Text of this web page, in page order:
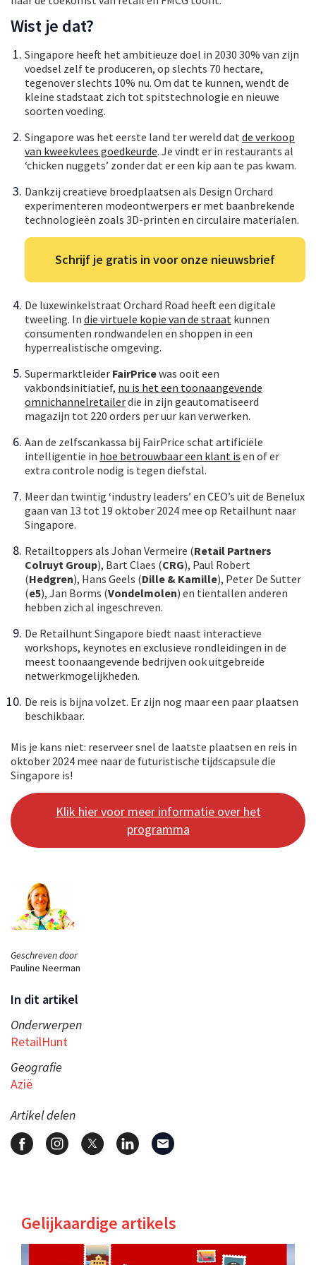
Geschreven door
Pauline Neerman
In dit artikel
Onderwerpen
RetailHunt
Geografie
Azië
Artikel delen
Wist je dat?
Singapore heeft het ambitieuze doel in 2030 30% van zijn
voedsel zelf te produceren, op slechts 70 hectare,
tegenover slechts 10% nu. Om dat te kunnen, wendt de
kleine stadstaat zich tot spitstechnologie en nieuwe
soorten voeding.
Singapore was het eerste land ter wereld dat de verkoop
van kweekvlees goedkeurde. Je vindt er in restaurants al
‘chicken nuggets’ zonder dat er een kip aan te pas kwam.
Dankzij creatieve broedplaatsen als Design Orchard
experimenteren modeontwerpers er met baanbrekende
technologieën zoals 3D-printen en circulaire materialen.
Schrijf je gratis in voor onze nieuwsbrief
De luxewinkelstraat Orchard Road heeft een digitale
tweeling. In die virtuele kopie van de straat kunnen
consumenten rondwandelen en shoppen in een
hyperrealistische omgeving.
Supermarktleider FairPricewas ooit een
vakbondsinitiatief, nu is het een toonaangevende
omnichannelretailerdie in zijn geautomatiseerd
magazijn tot 220 orders per uur kan verwerken.
Aan de zelfscankassa bij FairPrice schat artificiële
intelligentie in hoe betrouwbaar een klant is en of er
extra controle nodig is tegen diefstal.
Meer dan twintig ‘industry leaders’ en CEO’s uit de Benelux
gaan van 13 tot 19 oktober 2024 mee op Retailhunt naar
Singapore.
Retailtoppers als Johan Vermeire (Retail Partners
Colruyt Group), Bart Claes (CRG), Paul Robert
(Hedgren), Hans Geels (Dille & Kamille), Peter De Sutter
(e5), Jan Borms (Vondelmolen) en tientallen anderen
hebben zich al ingeschreven.
De Retailhunt Singapore biedt naast interactieve
workshops, keynotes en exclusieve rondleidingen in de
meest toonaangevende bedrijven ook uitgebreide
netwerkmogelijkheden.
De reis is bijna volzet. Er zijn nog maar een paar plaatsen
beschikbaar.
Mis je kans niet: reserveer snel de laatste plaatsen en reis in
oktober 2024 mee naar de futuristische tijdscapsule die
Singapore is!
Klik hier voor meer informatie over het
programma
Gelijkaardige artikels